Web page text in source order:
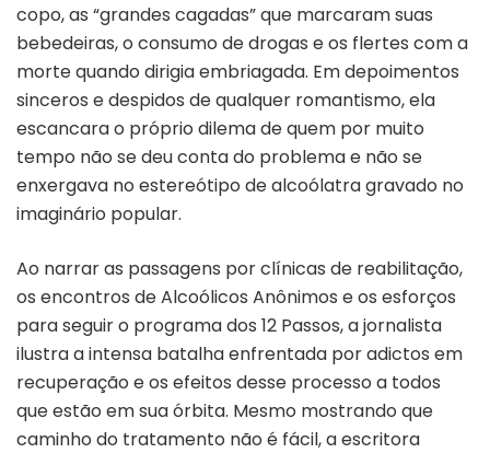
copo, as “grandes cagadas” que marcaram suas
bebedeiras, o consumo de drogas e os flertes com a
morte quando dirigia embriagada. Em depoimentos
sinceros e despidos de qualquer romantismo, ela
escancara o próprio dilema de quem por muito
tempo não se deu conta do problema e não se
enxergava no estereótipo de alcoólatra gravado no
imaginário popular.
Ao narrar as passagens por clínicas de reabilitação,
os encontros de Alcoólicos Anônimos e os esforços
para seguir o programa dos 12 Passos, a jornalista
ilustra a intensa batalha enfrentada por adictos em
recuperação e os efeitos desse processo a todos
que estão em sua órbita. Mesmo mostrando que
caminho do tratamento não é fácil, a escritora